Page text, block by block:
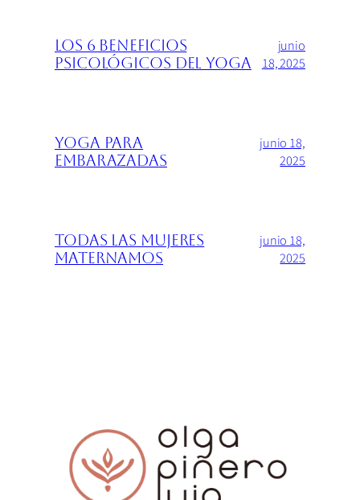
Los 6 beneficios
psicológicos del yoga
junio
18, 2025
Yoga para
embarazadas
junio 18,
2025
Todas las mujeres
Maternamos
junio 18,
2025